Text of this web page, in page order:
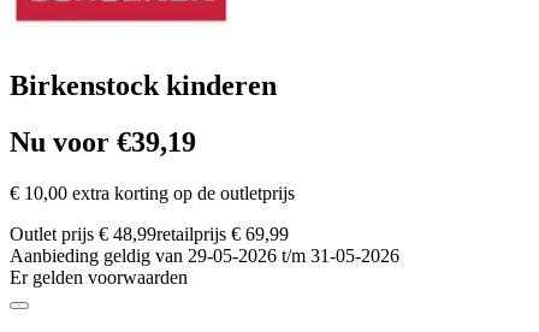
Birkenstock kinderen
Nu voor €39,19
€ 10,00 extra korting op de outletprijs
Outlet prijs € 48,99retailprijs € 69,99
Aanbieding geldig van 29-05-2026 t/m 31-05-2026
Er gelden voorwaarden